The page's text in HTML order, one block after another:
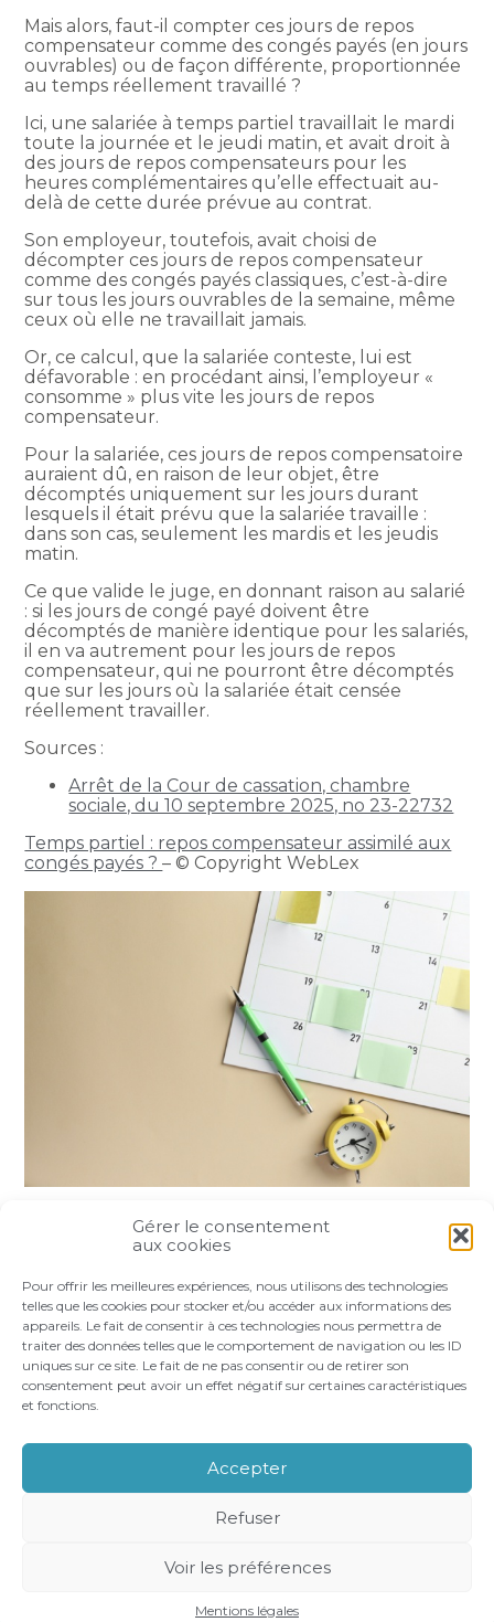
Gérer le consentement
aux cookies
Pour offrir les meilleures expériences, nous utilisons des technologies
telles que les cookies pour stocker et/ou accéder aux informations des
appareils. Le fait de consentir à ces technologies nous permettra de
traiter des données telles que le comportement de navigation ou les ID
uniques sur ce site. Le fait de ne pas consentir ou de retirer son
consentement peut avoir un effet négatif sur certaines caractéristiques
et fonctions.
Accepter
Refuser
Voir les préférences
Mentions légales
Mais alors, faut-il compter ces jours de repos
compensateur comme des congés payés (en jours
ouvrables) ou de façon différente, proportionnée
au temps réellement travaillé ?
Ici, une salariée à temps partiel travaillait le mardi
toute la journée et le jeudi matin, et avait droit à
des jours de repos compensateurs pour les
heures complémentaires qu’elle effectuait au-
delà de cette durée prévue au contrat.
Son employeur, toutefois, avait choisi de
décompter ces jours de repos compensateur
comme des congés payés classiques, c’est-à-dire
sur tous les jours ouvrables de la semaine, même
ceux où elle ne travaillait jamais.
Or, ce calcul, que la salariée conteste, lui est
défavorable : en procédant ainsi, l’employeur «
consomme » plus vite les jours de repos
compensateur.
Pour la salariée, ces jours de repos compensatoire
auraient dû, en raison de leur objet, être
décomptés uniquement sur les jours durant
lesquels il était prévu que la salariée travaille :
dans son cas, seulement les mardis et les jeudis
matin.
Ce que valide le juge, en donnant raison au salarié
: si les jours de congé payé doivent être
décomptés de manière identique pour les salariés,
il en va autrement pour les jours de repos
compensateur, qui ne pourront être décomptés
que sur les jours où la salariée était censée
réellement travailler.
Sources :
Arrêt de la Cour de cassation, chambre
sociale, du 10 septembre 2025, no 23-22732
Temps partiel : repos compensateur assimilé aux
congés payés ?– © Copyright WebLex
FaceBook
TwitterLinkedIn
Principale
NOS ACCOMPAGNEMENTS
CONTACT
MENTIONS LÉGALES
CONCEPTION ET RÉALISATION CLASSE 7